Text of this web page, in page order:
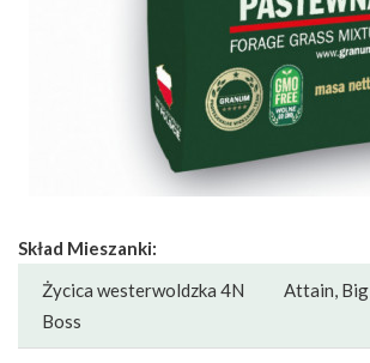
Skład Mieszanki:
Życica westerwoldzka 4N Attain, Big
Boss